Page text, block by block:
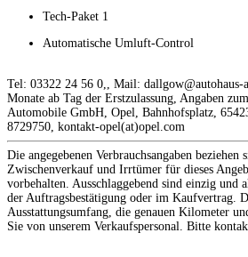
Tech-Paket 1
Automatische Umluft-Control
Tel: 03322 24 56 0,, Mail: dallgow@autohaus-
Monate ab Tag der Erstzulassung, Angaben
Automobile GmbH, Opel, Bahnhofsplatz,
8729750, kontakt-opel(at)opel.com
Die angegebenen Verbrauchsangaben
Zwischenverkauf und Irrtümer für dieses
vorbehalten. Ausschlaggebend sind einzig und
der Auftragsbestätigung oder im Kaufvertrag.
Ausstattungsumfang, die genauen Kilometer
Sie von unserem Verkaufspersonal. Bitte